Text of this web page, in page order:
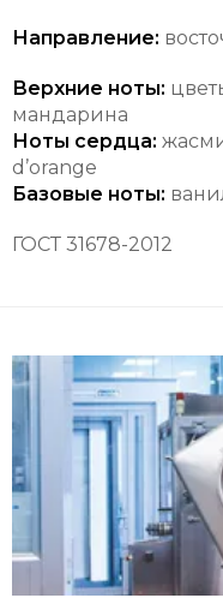
Направление:
Верхние ноты:
мандарина
Ноты сердца:
d’orange
Базовые ноты:
ГОСТ 31678-2012